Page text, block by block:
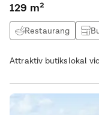
129 m²
Restaurang
Attraktiv butikslokal